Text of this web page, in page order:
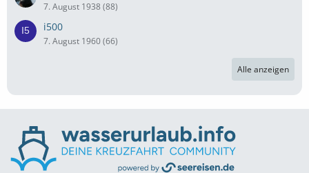
7. August 1938 (88)
i500
7. August 1960 (66)
Alle anzeigen